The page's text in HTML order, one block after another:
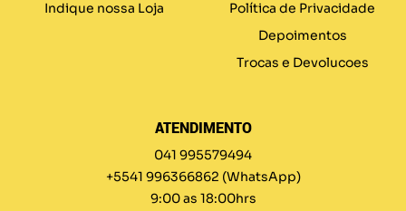
Indique nossa Loja
Política de Privacidade
Depoimentos
Trocas e Devolucoes
ATENDIMENTO
041 995579494
+5541 996366862 (WhatsApp)
9:00 as 18:00hrs